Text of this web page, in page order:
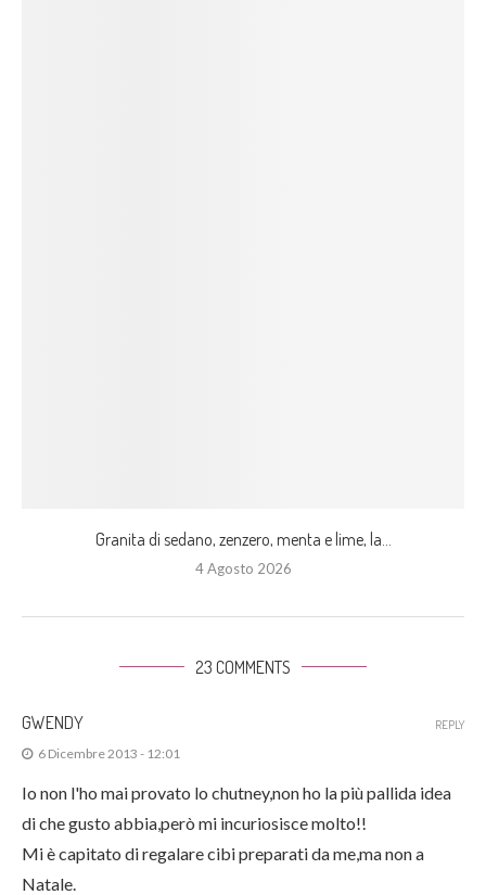
Granita di sedano, zenzero, menta e lime, la...
4 Agosto 2026
23 COMMENTS
GWENDY
6 Dicembre 2013 - 12:01
Io non l'ho mai provato lo chutney,non ho la più pallida idea
di che gusto abbia,però mi incuriosisce molto!!
Mi è capitato di regalare cibi preparati da me,ma non a
Natale.
REPLY